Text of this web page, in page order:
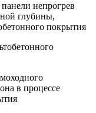
непрогрев
глубины,
покрытия
в процессе